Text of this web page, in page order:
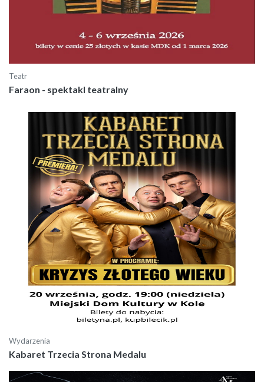
Teatr
Faraon - spektakl teatralny
Wydarzenia
Kabaret Trzecia Strona Medalu